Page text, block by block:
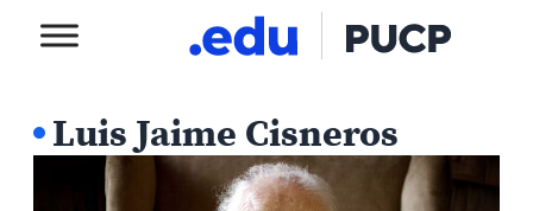
Luis Jaime Cisneros